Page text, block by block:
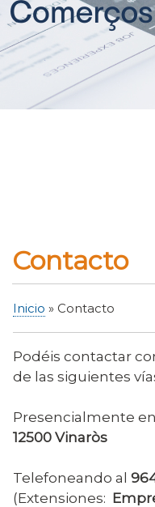
Contacto
de
ayuda
la
navegación
Inicio Contacto
Podéis contactar
de las siguientes
Presencialmente
12500 Vinaròs
Telefoneando al
(Extensiones: